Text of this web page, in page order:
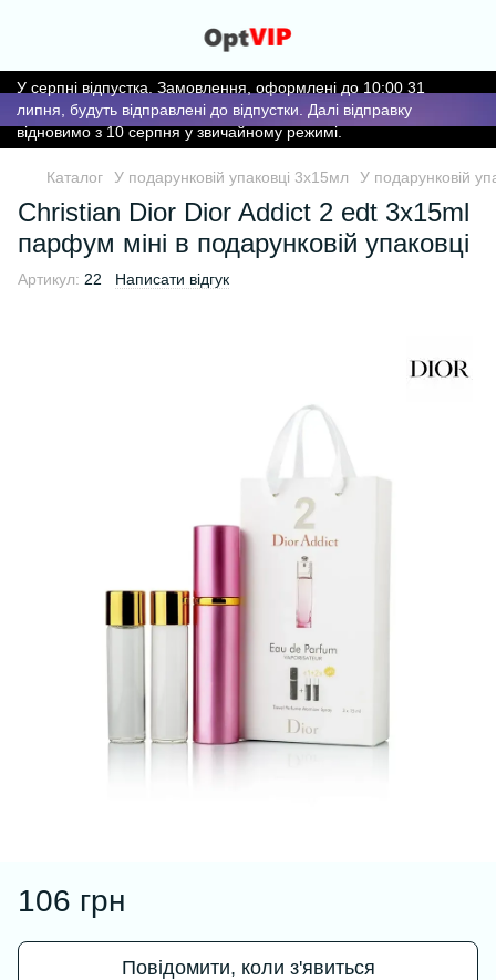
У серпні відпустка. Замовлення, оформлені до 10:00 31
липня, будуть відправлені до відпустки. Далі відправку
відновимо з 10 серпня у звичайному режимі.
Каталог У подарунковій упаковці 3х15мл У подарунковій
Christian Dior Dior Addict 2 edt 3x15ml
парфум міні в подарунковій упаковці
Артикул: 22 Написати відгук
106 грн
Повідомити, коли з'явиться